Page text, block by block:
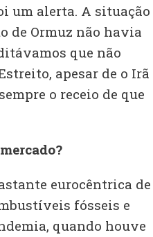
um alerta. A situação
de Ormuz não havia
que não
apesar de o Irã
o receio de que
eurocêntrica de
fósseis e
quando houve